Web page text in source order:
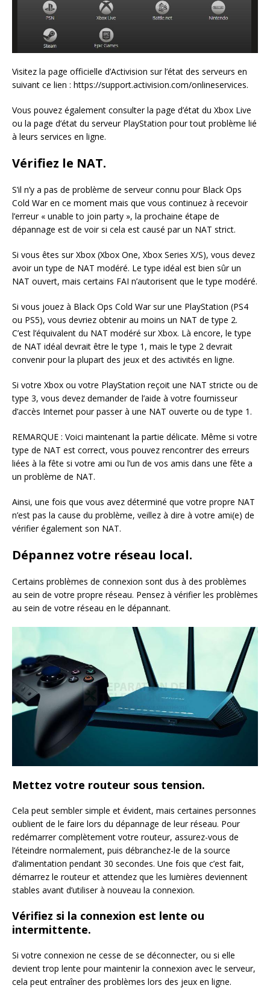
Visitez la page officielle d’Activision sur l’état des serveurs en
suivant ce lien : https://support.activision.com/onlineservices.
Vous pouvez également consulter la page d’état du Xbox Live
ou la page d’état du serveur PlayStation pour tout problème lié
à leurs services en ligne.
Vérifiez le NAT.
S’il n’y a pas de problème de serveur connu pour Black Ops
Cold War en ce moment mais que vous continuez à recevoir
l’erreur « unable to join party », la prochaine étape de
dépannage est de voir si cela est causé par un NAT strict.
Si vous êtes sur Xbox (Xbox One, Xbox Series X/S), vous devez
avoir un type de NAT modéré. Le type idéal est bien sûr un
NAT ouvert, mais certains FAI n’autorisent que le type modéré.
Si vous jouez à Black Ops Cold War sur une PlayStation (PS4
ou PS5), vous devriez obtenir au moins un NAT de type 2.
C’est l’équivalent du NAT modéré sur Xbox. Là encore, le type
de NAT idéal devrait être le type 1, mais le type 2 devrait
convenir pour la plupart des jeux et des activités en ligne.
Si votre Xbox ou votre PlayStation reçoit une NAT stricte ou de
type 3, vous devez demander de l’aide à votre fournisseur
d’accès Internet pour passer à une NAT ouverte ou de type 1.
REMARQUE : Voici maintenant la partie délicate. Même si votre
type de NAT est correct, vous pouvez rencontrer des erreurs
liées à la fête si votre ami ou l’un de vos amis dans une fête a
un problème de NAT.
Ainsi, une fois que vous avez déterminé que votre propre NAT
n’est pas la cause du problème, veillez à dire à votre ami(e) de
vérifier également son NAT.
Dépannez votre réseau local.
Certains problèmes de connexion sont dus à des problèmes
au sein de votre propre réseau. Pensez à vérifier les problèmes
au sein de votre réseau en le dépannant.
Mettez votre routeur sous tension.
Cela peut sembler simple et évident, mais certaines personnes
oublient de le faire lors du dépannage de leur réseau. Pour
redémarrer complètement votre routeur, assurez-vous de
l’éteindre normalement, puis débranchez-le de la source
d’alimentation pendant 30 secondes. Une fois que c’est fait,
démarrez le routeur et attendez que les lumières deviennent
stables avant d’utiliser à nouveau la connexion.
Vérifiez si la connexion est lente ou
intermittente.
Si votre connexion ne cesse de se déconnecter, ou si elle
devient trop lente pour maintenir la connexion avec le serveur,
cela peut entraîner des problèmes lors des jeux en ligne.